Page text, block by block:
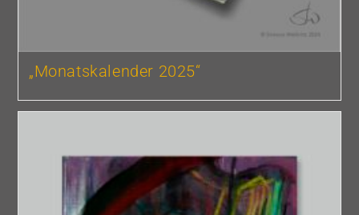
„Monatskalender 2025“